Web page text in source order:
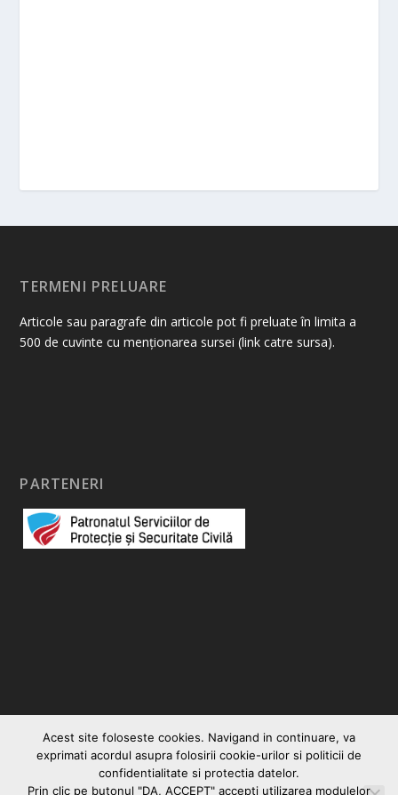
TERMENI PRELUARE
Articole sau paragrafe din articole pot fi preluate în limita a
500 de cuvinte cu menționarea sursei (link catre sursa).
PARTENERI
Acest site foloseste cookies. Navigand in continuare, va
exprimati acordul asupra folosirii cookie-urilor si politicii de
confidentialitate si protectia datelor.
Prin clic pe butonul "DA, ACCEPT" accepţi utilizarea modulelor